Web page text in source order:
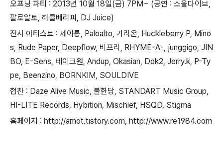
오프닝 파티 : 2013년 10월 18일(금) 7PM~ (공연 : 소울다이브,
팔로알토, 허클베리피, DJ Juice)
전시 아티스트 : 제이통, Paloalto, 가리온, Huckleberry P, Mino
s, Rude Paper, Deepflow, 비프리, RHYME-A-, junggigo, JIN
BO, E-Sens, 테이크원, Andup, Okasian, Dok2, Jerry.k, P-Ty
pe, Beenzino, BORNKIM, SOULDIVE
협찬 : Daze Alive Music, 불한당, STANDART Music Group,
HI-LITE Records, Hybition, Mischief, HSQD, Stigma
홈페이지 : http://amot.tistory.com, http://www.re1984.com